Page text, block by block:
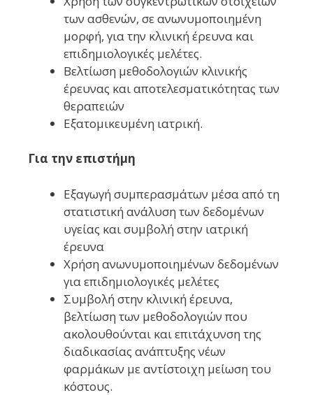
των ασθενών, σε ανωνυμοποιημένη
μορφή, για την κλινική έρευνα και
επιδημιολογικές μελέτες.
Βελτίωση μεθοδολογιών κλινικής
έρευνας και αποτελεσματικότητας των
θεραπειών
Εξατομικευμένη ιατρική.
Για την επιστήμη
Εξαγωγή συμπερασμάτων μέσα από τη
στατιστική ανάλυση των δεδομένων
υγείας και συμβολή στην ιατρική
έρευνα
Χρήση ανωνυμοποιημένων δεδομένων
για επιδημιολογικές μελέτες
Συμβολή στην κλινική έρευνα,
βελτίωση των μεθοδολογιών που
ακολουθούνται και επιτάχυνση της
διαδικασίας ανάπτυξης νέων
φαρμάκων με αντίστοιχη μείωση του
κόστους.